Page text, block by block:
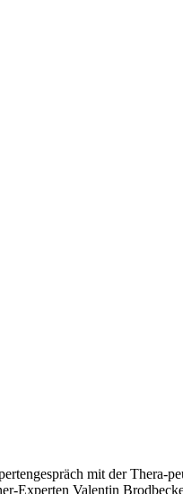
mit der Thera-
Experten Valentin